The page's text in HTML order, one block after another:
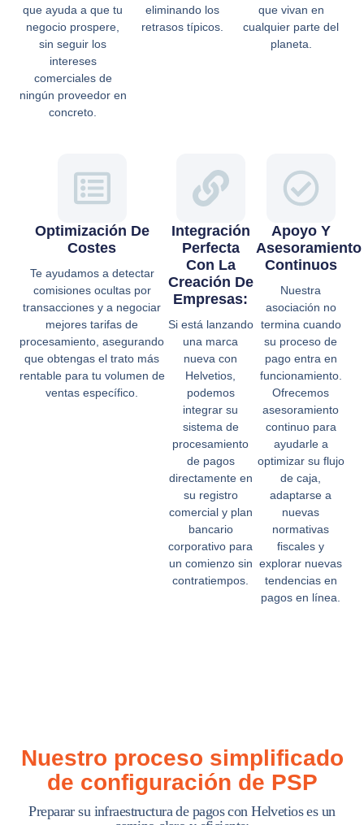
que ayuda a que tu
negocio prospere,
sin seguir los
intereses
comerciales de
ningún proveedor en
concreto.
eliminando los
retrasos típicos.
que vivan en
cualquier parte del
planeta.
Optimización De
Costes
Te ayudamos a detectar
comisiones ocultas por
transacciones y a negociar
mejores tarifas de
procesamiento, asegurando
que obtengas el trato más
rentable para tu volumen de
ventas específico.
Integración
Perfecta
Con La
Creación De
Empresas:
Si está lanzando
una marca
nueva con
Helvetios,
podemos
integrar su
sistema de
procesamiento
de pagos
directamente en
su registro
comercial y plan
bancario
corporativo para
un comienzo sin
contratiempos.
Apoyo Y
Asesoramiento
Continuos
Nuestra
asociación no
termina cuando
su proceso de
pago entra en
funcionamiento.
Ofrecemos
asesoramiento
continuo para
ayudarle a
optimizar su flujo
de caja,
adaptarse a
nuevas
normativas
fiscales y
explorar nuevas
tendencias en
pagos en línea.
Nuestro proceso simplificado
de configuración de PSP
Preparar su infraestructura de pagos con Helvetios es un